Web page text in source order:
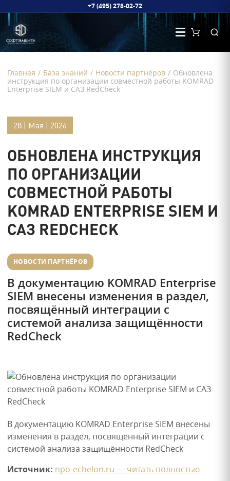
+7 (495) 278-02-72
Главная / База знаний / Новости партнёров / Обновлена
инструкция по организации совместной работы KOMRAD
Enterprise SIEM и САЗ RedCheck
28 | Мая | 2026
ОБНОВЛЕНА ИНСТРУКЦИЯ
ПО ОРГАНИЗАЦИИ
СОВМЕСТНОЙ РАБОТЫ
KOMRAD ENTERPRISE SIEM И
САЗ REDCHECK
НОВОСТИ ПАРТНЁРОВ
В документацию KOMRAD Enterprise
SIEM внесены изменения в раздел,
посвящённый интеграции с
системой анализа защищённости
RedCheck
В документацию KOMRAD Enterprise SIEM внесены
изменения в раздел, посвящённый интеграции с
системой анализа защищённости RedCheck
Источник: npo-echelon.ru — читать полностью